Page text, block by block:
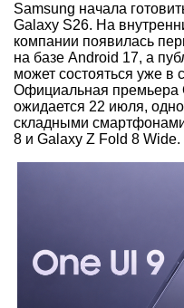
Samsung начала
Galaxy S26. На
компании появилась
на базе Android 17, а
может состояться уже
Официальная премьера
ожидается 22 июля,
складными
8 и Galaxy Z Fold 8 Wide.